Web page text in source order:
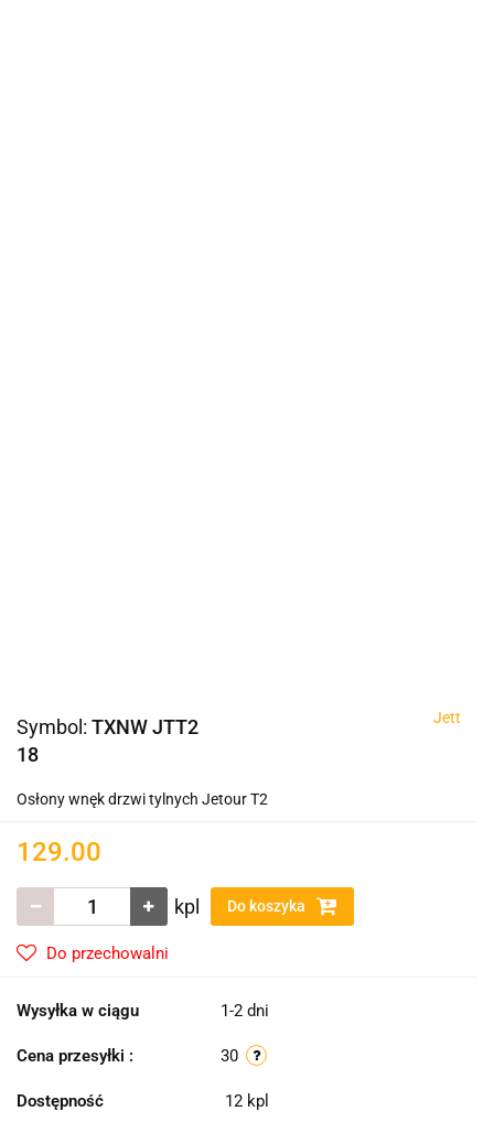
Symbol: TXNW JTT2
18
Jett
Osłony wnęk drzwi tylnych Jetour T2
129.00
kpl Do koszyka
Do przechowalni
Wysyłka w ciągu 1-2 dni
Cena przesyłki : 30
Dostępność 12 kpl